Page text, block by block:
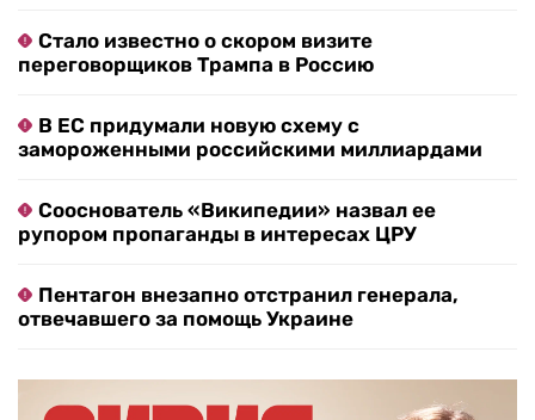
Стало известно о скором визите
переговорщиков Трампа в Россию
В ЕС придумали новую схему с
замороженными российскими миллиардами
Сооснователь «Википедии» назвал ее
рупором пропаганды в интересах ЦРУ
Пентагон внезапно отстранил генерала,
отвечавшего за помощь Украине